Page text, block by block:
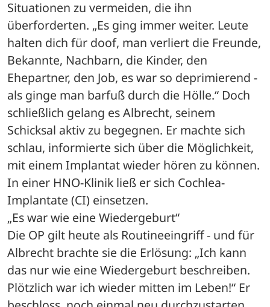
Situationen zu vermeiden, die ihn
überforderten. „Es ging immer weiter. Leute
halten dich für doof, man verliert die Freunde,
Bekannte, Nachbarn, die Kinder, den
Ehepartner, den Job, es war so deprimierend -
als ginge man barfuß durch die Hölle.“ Doch
schließlich gelang es Albrecht, seinem
Schicksal aktiv zu begegnen. Er machte sich
schlau, informierte sich über die Möglichkeit,
mit einem Implantat wieder hören zu können.
In einer HNO-Klinik ließ er sich Cochlea-
Implantate (CI) einsetzen.
„Es war wie eine Wiedergeburt“
Die OP gilt heute als Routineeingriff - und für
Albrecht brachte sie die Erlösung: „Ich kann
das nur wie eine Wiedergeburt beschreiben.
Plötzlich war ich wieder mitten im Leben!“ Er